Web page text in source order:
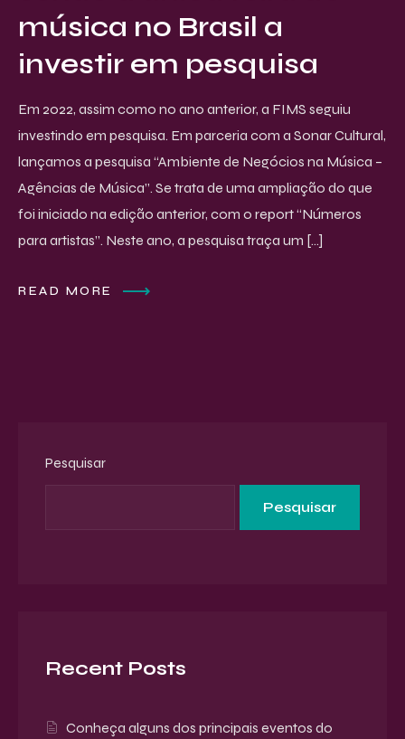
música no Brasil a
investir em pesquisa
Em 2022, assim como no ano anterior, a FIMS seguiu
investindo em pesquisa. Em parceria com a Sonar Cultural,
lançamos a pesquisa “Ambiente de Negócios na Música –
Agências de Música”. Se trata de uma ampliação do que
foi iniciado na edição anterior, com o report “Números
para artistas”. Neste ano, a pesquisa traça um […]
READ MORE
Pesquisar
Pesquisar
Recent Posts
Conheça alguns dos principais eventos do